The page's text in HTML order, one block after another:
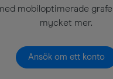
mobiloptimerade
mycket mer.
Ansök om ett konto